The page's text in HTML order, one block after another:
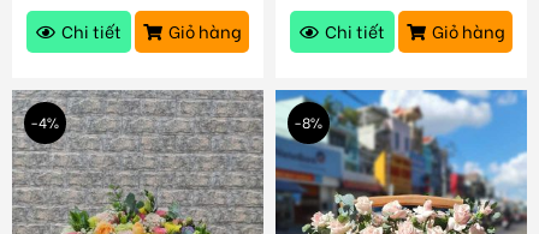
Chi tiết
Giỏ hàng
Chi tiết
Giỏ hàng
-4% -8%